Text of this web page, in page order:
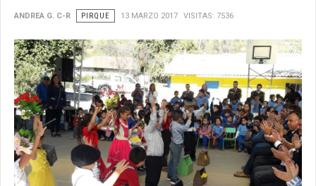
ANDREA G. C-R PIRQUE 13 MARZO 2017 VISITAS: 7536